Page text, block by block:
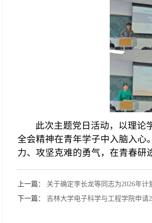
此次主题党日活动，以理论
全会精神在青年学子中入脑入心
力、攻坚克难的勇气，在青春研
上一篇：
关于确定李长龙等同志为2026年计
下一篇：
吉林大学电子科学与工程学院申请